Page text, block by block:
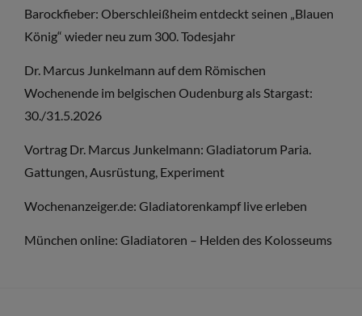
NEU-
ULMS:
BIOGRAFIE
ÜBER
ERNST
VON
VON
HANS
Barockfieber: Oberschleißheim entdeckt seinen „Blauen
König“ wieder neu zum 300. Todesjahr
Dr. Marcus Junkelmann auf dem Römischen
Wochenende im belgischen Oudenburg als Stargast:
30./31.5.2026
Vortrag Dr. Marcus Junkelmann: Gladiatorum Paria.
Gattungen, Ausrüstung, Experiment
Wochenanzeiger.de: Gladiatorenkampf live erleben
München online: Gladiatoren – Helden des Kolosseums